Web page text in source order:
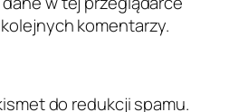
komentarzy.
do redukcji spamu.